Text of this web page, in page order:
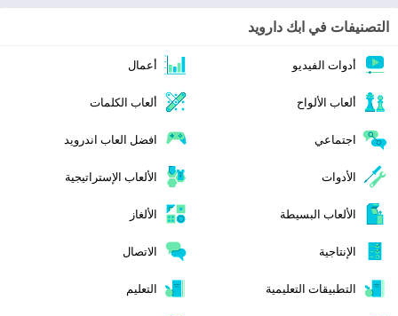
التصنيفات في ابك دارويد
أدوات الفيديو أعمال
ألعاب الألواح ألعاب الكلمات
اجتماعي افضل العاب اندرويد
الأدوات الألعاب الإستراتيجية
الألعاب البسيطة الألغاز
الإنتاجية الاتصال
التطبيقات التعليمية التعليم